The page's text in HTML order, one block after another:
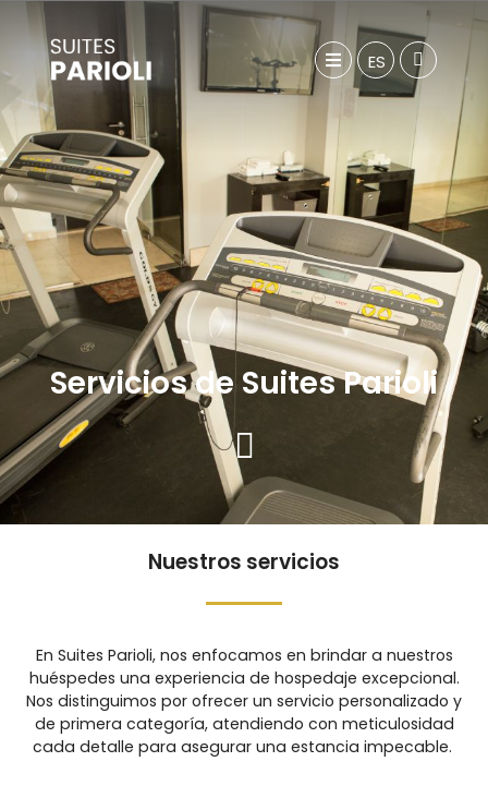
ES
Servicios de Suites Parioli
Nuestros servicios
En Suites Parioli, nos enfocamos en brindar a nuestros
huéspedes una experiencia de hospedaje excepcional.
Nos distinguimos por ofrecer un servicio personalizado y
de primera categoría, atendiendo con meticulosidad
cada detalle para asegurar una estancia impecable.